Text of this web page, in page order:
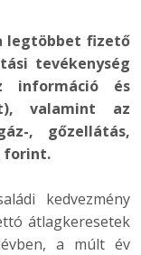
legtöbbet fizető
tevékenység
és
valamint az
, gőzellátás,
forint.
kedvezmény
átlagkeresetek
a múlt év